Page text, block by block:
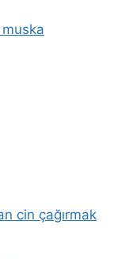
cin çağırmak